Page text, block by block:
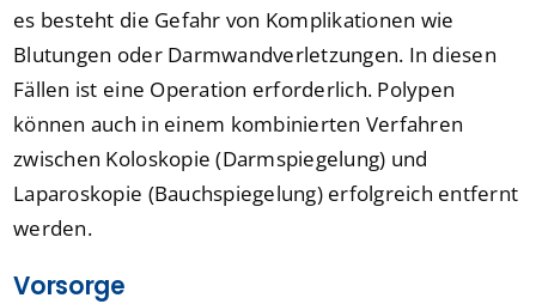
es besteht die Gefahr von Komplikationen wie
Blutungen oder Darmwandverletzungen. In diesen
Fällen ist eine Operation erforderlich. Polypen
können auch in einem kombinierten Verfahren
zwischen Koloskopie (Darmspiegelung) und
Laparoskopie (Bauchspiegelung) erfolgreich entfernt
werden.
Vorsorge